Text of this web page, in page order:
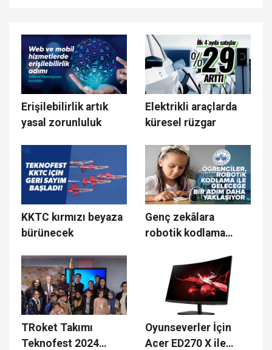
Erişilebilirlik artık
yasal zorunluluk
Elektrikli araçlarda
küresel rüzgar
KKTC kırmızı beyaza
bürünecek
Genç zekâlara
robotik kodlama
TRoket Takımı
Teknofest 2024
Oyunseverler İçin
Acer ED270 X ile